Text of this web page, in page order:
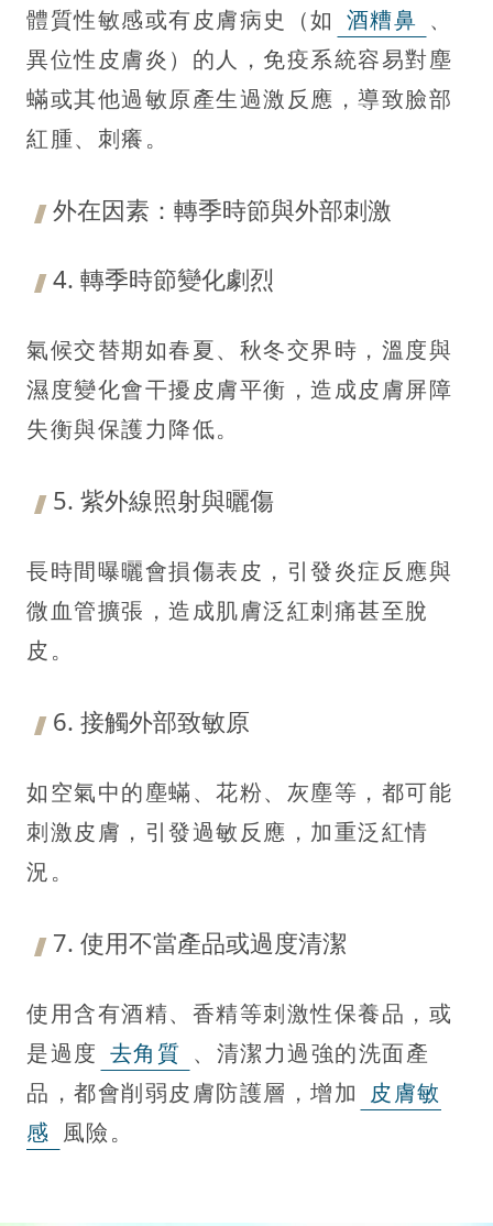
體質性敏感或有皮膚病史（如 酒糟鼻 、
異位性皮膚炎）的人，免疫系統容易對塵
蟎或其他過敏原產生過激反應，導致臉部
紅腫、刺癢。
外在因素：轉季時節與外部刺激
4. 轉季時節變化劇烈
氣候交替期如春夏、秋冬交界時，溫度與
濕度變化會干擾皮膚平衡，造成皮膚屏障
失衡與保護力降低。
5. 紫外線照射與曬傷
長時間曝曬會損傷表皮，引發炎症反應與
微血管擴張，造成肌膚泛紅刺痛甚至脫
皮。
6. 接觸外部致敏原
如空氣中的塵蟎、花粉、灰塵等，都可能
刺激皮膚，引發過敏反應，加重泛紅情
況。
7. 使用不當產品或過度清潔
使用含有酒精、香精等刺激性保養品，或
是過度 去角質 、清潔力過強的洗面產
品，都會削弱皮膚防護層，增加 皮膚敏
感 風險。